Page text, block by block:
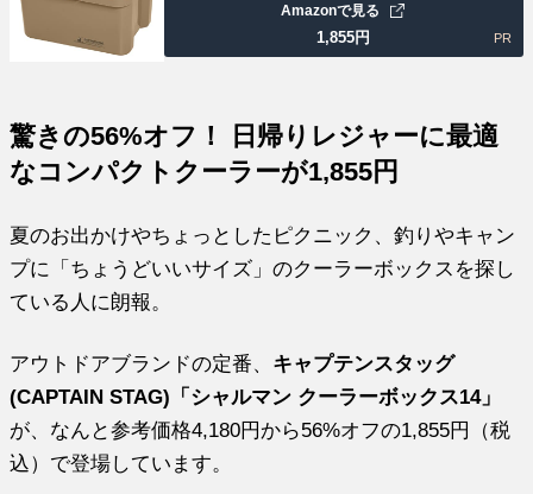
1,855円
Amazonで見る
PR
驚きの56%オフ！ 日帰りレジャーに最適
なコンパクトクーラーが1,855円
夏のお出かけやちょっとしたピクニック、釣りやキャン
プに「ちょうどいいサイズ」のクーラーボックスを探し
ている人に朗報。
アウトドアブランドの定番、 キャプテンスタッグ
(CAPTAIN STAG)「シャルマン クーラーボックス14」
が、なんと参考価格4,180円から56%オフの1,855円（税
込）で登場しています。